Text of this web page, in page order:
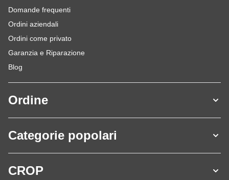
Domande frequenti
Ordini aziendali
Ordini come privato
Garanzia e Riparazione
Blog
Ordine
Categorie popolari
CROP